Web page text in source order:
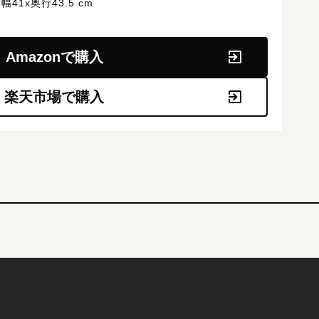
幅41x奥行43.5 cm
Amazonで購入
楽天市場で購入